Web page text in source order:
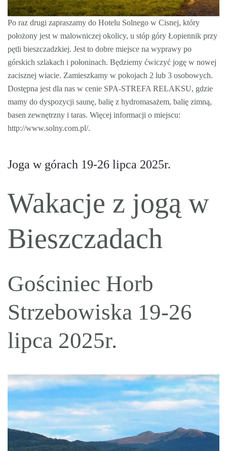
Po raz drugi zapraszamy do Hotelu Solnego w Cisnej, który
położony jest w malowniczej okolicy, u stóp góry Łopiennik przy
pętli bieszczadzkiej. Jest to dobre miejsce na wyprawy po
górskich szlakach i połoninach. Będziemy ćwiczyć jogę w nowej
zacisznej wiacie. Zamieszkamy w pokojach 2 lub 3 osobowych.
Dostępna jest dla nas w cenie SPA-STREFA RELAKSU, gdzie
mamy do dyspozycji saunę, balię z hydromasażem, balię zimną,
basen zewnętrzny i taras. Więcej informacji o miejscu:
http://www.solny.com.pl/.
Joga w górach 19-26 lipca 2025r.
Wakacje z jogą w
Bieszczadach
Gościniec Horb
Strzebowiska 19-26
lipca 2025r.